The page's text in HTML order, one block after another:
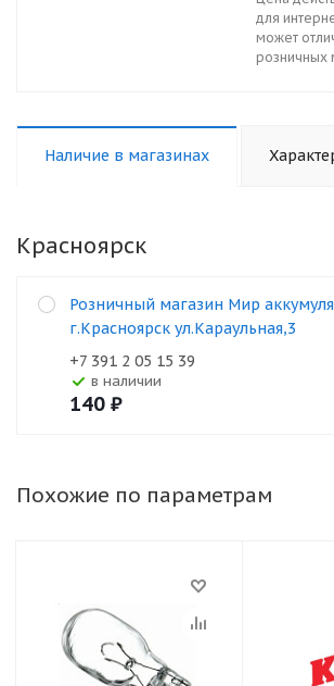
для
может
розничных
Наличие в магазинах
Красноярск
Розничный магазин Мир
г.Красноярск ул.Караульная,3
+7 391 2 05 15 39
В наличии
140 ₽
Похожие по параметрам